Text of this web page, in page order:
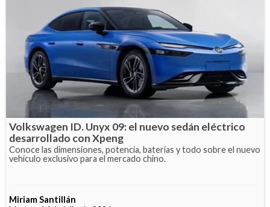
Volkswagen ID. Unyx 09: el nuevo sedán eléctrico
desarrollado con Xpeng
Conoce las dimensiones, potencia, baterías y todo sobre el nuevo
vehículo exclusivo para el mercado chino.
Miriam Santillán